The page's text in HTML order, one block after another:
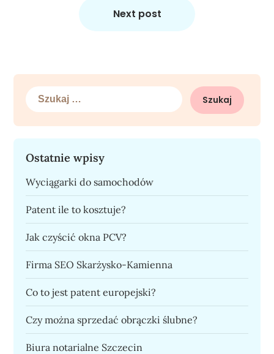
Next post
Szukaj:
Ostatnie wpisy
Wyciągarki do samochodów
Patent ile to kosztuje?
Jak czyścić okna PCV?
Firma SEO Skarżysko-Kamienna
Co to jest patent europejski?
Czy można sprzedać obrączki ślubne?
Biura notarialne Szczecin